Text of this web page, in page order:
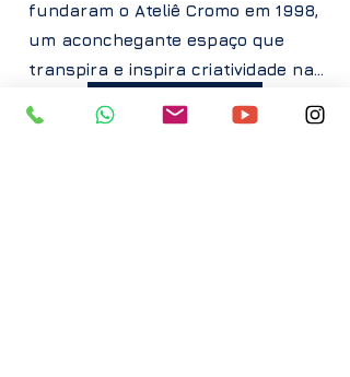
fundaram o Ateliê Cromo em 1998,
um aconchegante espaço que
transpira e inspira criatividade na...
Saiba mais